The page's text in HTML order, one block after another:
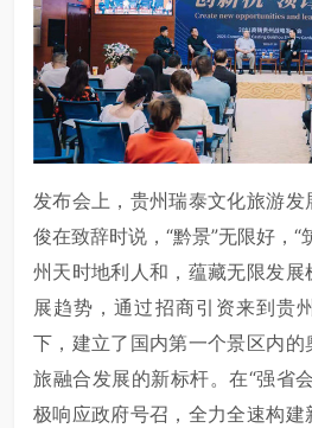
发布会上，贵州瑞泰文化旅游
俊在致辞时说，“黔景”无限好，
州天时地利人和，蕴藏无限发
展趋势，通过招商引资来到贵
下，建立了国内第一个景区内
旅融合发展的新标杆。在“强省
极响应政府号召，全力全速构